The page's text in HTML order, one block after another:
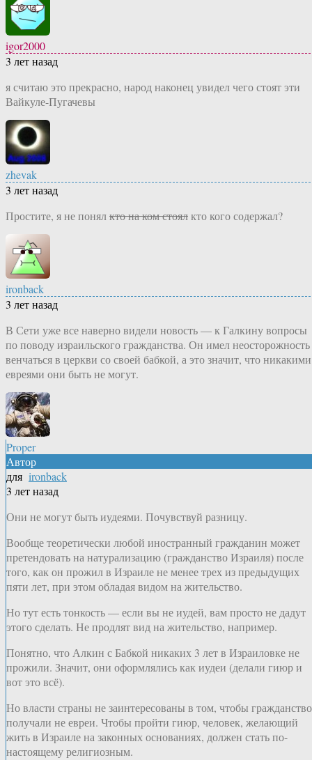
igor2000
3 лет назад
я считаю это прекрасно, народ наконец увидел чего стоят эти
Вайкуле-Пугачевы
zhevak
3 лет назад
Простите, я не понялкто на ком стоялкто кого содержал?
ironback
3 лет назад
В Сети уже все наверно видели новость — к Галкину вопросы
по поводу израильского гражданства. Он имел неосторожность
венчаться в церкви со своей бабкой, а это значит, что никакими
евреями они быть не могут.
Proper
Автор
для ironback
3 лет назад
Они не могут быть иудеями. Почувствуй разницу.
Вообще теоретически любой иностранный гражданин может
претендовать на натурализацию (гражданство Израиля) после
того, как он прожил в Израиле не менее трех из предыдущих
пяти лет, при этом обладая видом на жительство.
Но тут есть тонкость — если вы не иудей, вам просто не дадут
этого сделать. Не продлят вид на жительство, например.
Понятно, что Алкин с Бабкой никаких 3 лет в Израиловке не
прожили. Значит, они оформлялись как иудеи (делали гиюр и
вот это всё).
Но власти страны не заинтересованы в том, чтобы гражданство
получали не евреи. Чтобы пройти гиюр, человек, желающий
жить в Израиле на законных основаниях, должен стать по-
настоящему религиозным.